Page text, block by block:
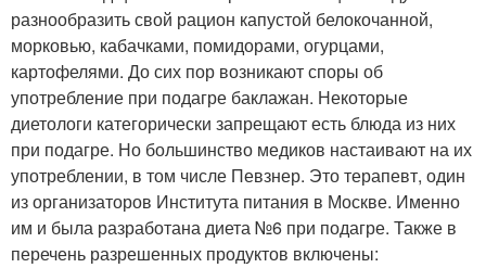
разнообразить свой рацион капустой белокочанной,
морковью, кабачками, помидорами, огурцами,
картофелями. До сих пор возникают споры об
употребление при подагре баклажан. Некоторые
диетологи категорически запрещают есть блюда из них
при подагре. Но большинство медиков настаивают на их
употреблении, в том числе Певзнер. Это терапевт, один
из организаторов Института питания в Москве. Именно
им и была разработана диета №6 при подагре. Также в
перечень разрешенных продуктов включены: